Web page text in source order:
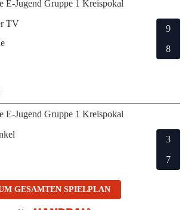
E-Jugend Gruppe 1 Kreispokal
TV
9
8
E-Jugend Gruppe 1 Kreispokal
3
7
GESAMTEN SPIELPLAN